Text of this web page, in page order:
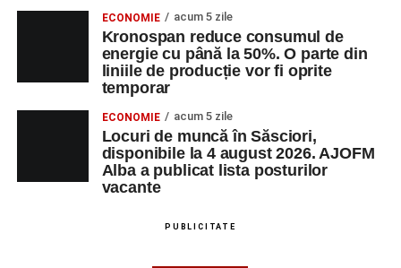
ECONOMIE acum 5 zile
Kronospan reduce consumul de
energie cu până la 50%. O parte din
liniile de producție vor fi oprite
temporar
ECONOMIE acum 5 zile
Locuri de muncă în Săsciori,
disponibile la 4 august 2026. AJOFM
Alba a publicat lista posturilor
vacante
PUBLICITATE